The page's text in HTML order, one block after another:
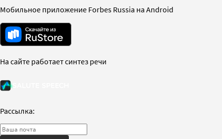
Мобильное приложение Forbes Russia на Android
На сайте работает синтез речи
Рассылка: